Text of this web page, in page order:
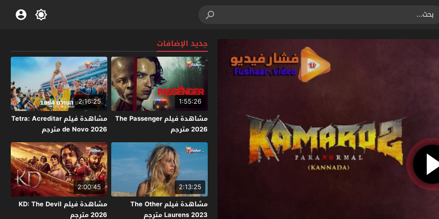
جديد الإضافات
1:55:26
مشاهدة فيلم The Passenger
2026 مترجم
2:16:25
مشاهدة فيلم Tetra: Acreditar
de Novo 2026 مترجم
2:13:25
مشاهدة فيلم The Other
Laurens 2023 مترجم
2:00:45
مشاهدة فيلم KD: The Devil
2026 مترجم